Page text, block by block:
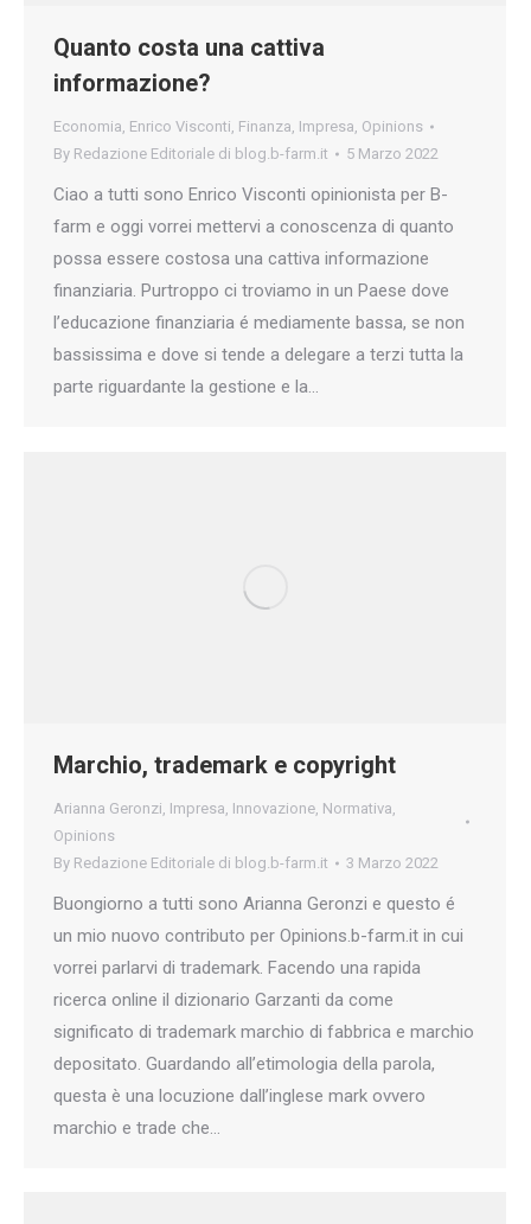
Quanto costa una cattiva
informazione?
Economia, Enrico Visconti, Finanza, Impresa, Opinions
By Redazione Editoriale di blog.b-farm.it 5 Marzo 2022
Ciao a tutti sono Enrico Visconti opinionista per B-
farm e oggi vorrei mettervi a conoscenza di quanto
possa essere costosa una cattiva informazione
finanziaria. Purtroppo ci troviamo in un Paese dove
l’educazione finanziaria é mediamente bassa, se non
bassissima e dove si tende a delegare a terzi tutta la
parte riguardante la gestione e la…
Marchio, trademark e copyright
Arianna Geronzi, Impresa, Innovazione, Normativa,
Opinions
By Redazione Editoriale di blog.b-farm.it 3 Marzo 2022
Buongiorno a tutti sono Arianna Geronzi e questo é
un mio nuovo contributo per Opinions.b-farm.it in cui
vorrei parlarvi di trademark. Facendo una rapida
ricerca online il dizionario Garzanti da come
significato di trademark marchio di fabbrica e marchio
depositato. Guardando all’etimologia della parola,
questa è una locuzione dall’inglese mark ovvero
marchio e trade che…